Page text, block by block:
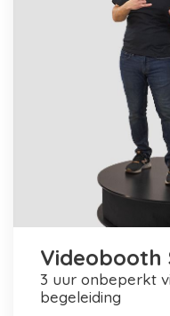
Videobooth
3 uur onbeperkt video's maken + personele
begeleiding